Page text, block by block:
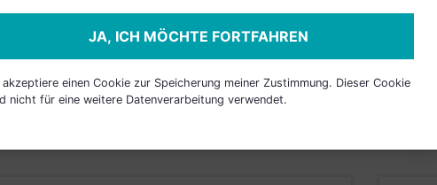
Einfach und kostenlos registrieren, um
JETZT
JA, ICH MÖCHTE FORTFAHREN
akzeptiere einen Cookie zur Speicherung meiner Zustimmung. Dieser Cookie
nicht für eine weitere Datenverarbeitung verwendet.